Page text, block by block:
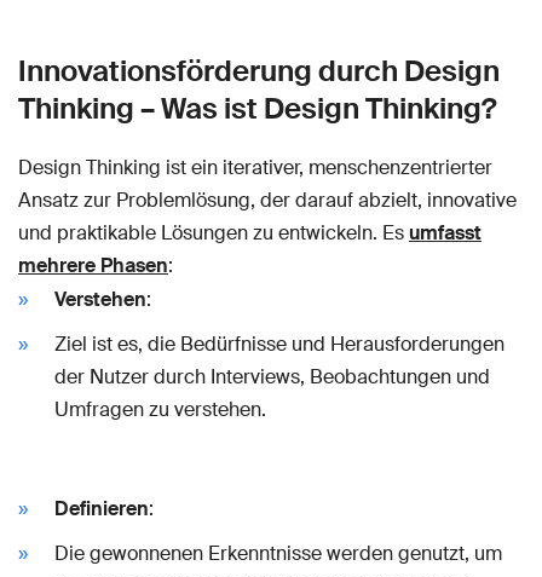
Innovationsförderung durch Design
Thinking – Was ist Design Thinking?
Design Thinking ist ein iterativer, menschenzentrierter
Ansatz zur Problemlösung, der darauf abzielt, innovative
und praktikable Lösungen zu entwickeln. Esumfasst
mehrere Phasen:
Verstehen:
Ziel ist es, die Bedürfnisse und Herausforderungen
der Nutzer durch Interviews, Beobachtungen und
Umfragen zu verstehen.
Definieren:
Die gewonnenen Erkenntnisse werden genutzt, um